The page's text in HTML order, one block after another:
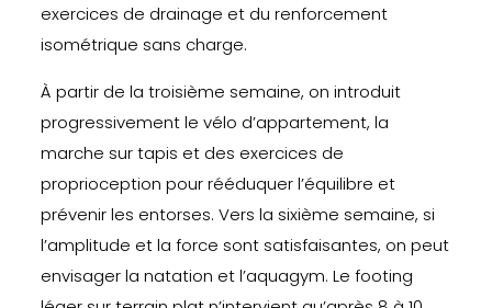
exercices de drainage et du renforcement
isométrique sans charge.
À partir de la troisième semaine, on introduit
progressivement le vélo d’appartement, la
marche sur tapis et des exercices de
proprioception pour rééduquer l’équilibre et
prévenir les entorses. Vers la sixième semaine, si
l’amplitude et la force sont satisfaisantes, on peut
envisager la natation et l’aquagym. Le footing